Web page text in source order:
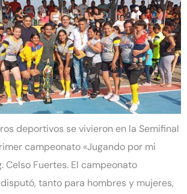
deportivos se vivieron en la Semifinal
campeonato «Jugando por mi
Celso Fuertes. El campeonato
tanto para hombres y mujeres,